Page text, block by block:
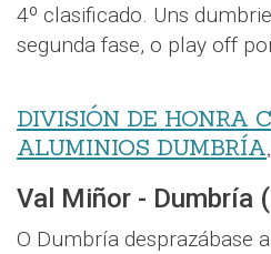
4º clasificado. Uns
segunda fase, o play off
DIVISIÓN DE HONRA
ALUMINIOS DUMBRÍA
Val Miñor - Dumbría
O Dumbría desprazábase